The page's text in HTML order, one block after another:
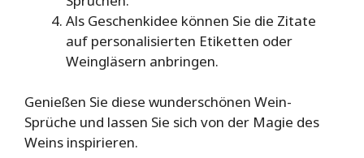
Als Geschenkidee können Sie die Zitate
auf personalisierten Etiketten oder
Weingläsern anbringen.
Genießen Sie diese wunderschönen Wein-
Sprüche und lassen Sie sich von der Magie des
Weins inspirieren.